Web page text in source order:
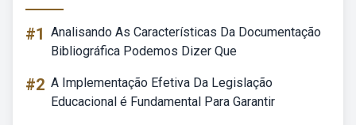
#1 Analisando As Características Da Documentação
Bibliográfica Podemos Dizer Que
#2 A Implementação Efetiva Da Legislação
Educacional é Fundamental Para Garantir